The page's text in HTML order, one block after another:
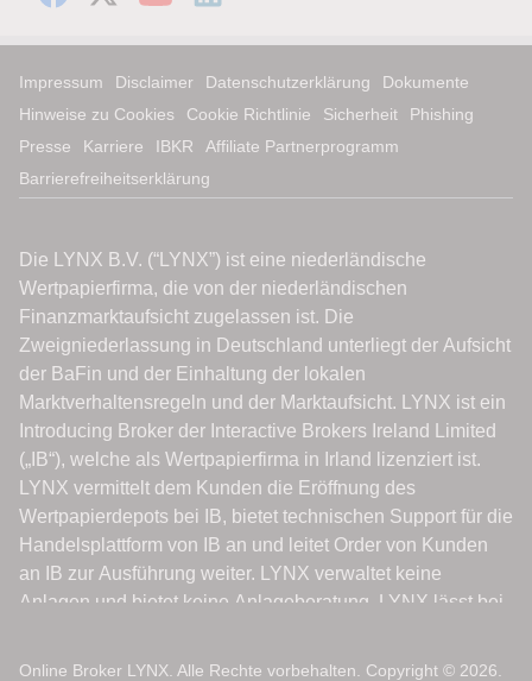
Impressum Disclaimer Datenschutzerklärung
Dokumente
Hinweise zu Cookies
Cookie Richtlinie Sicherheit
Phishing
Presse
Karriere IBKR
Affiliate Partnerprogramm
Barrierefreiheitserklärung
Online Broker LYNX. Alle Rechte vorbehalten. Copyright © 2026.